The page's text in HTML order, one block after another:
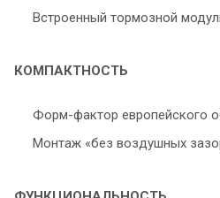
Встроенный тормозной
КОМПАКТНОСТЬ
Форм-фактор европейского
Монтаж «без воздушных